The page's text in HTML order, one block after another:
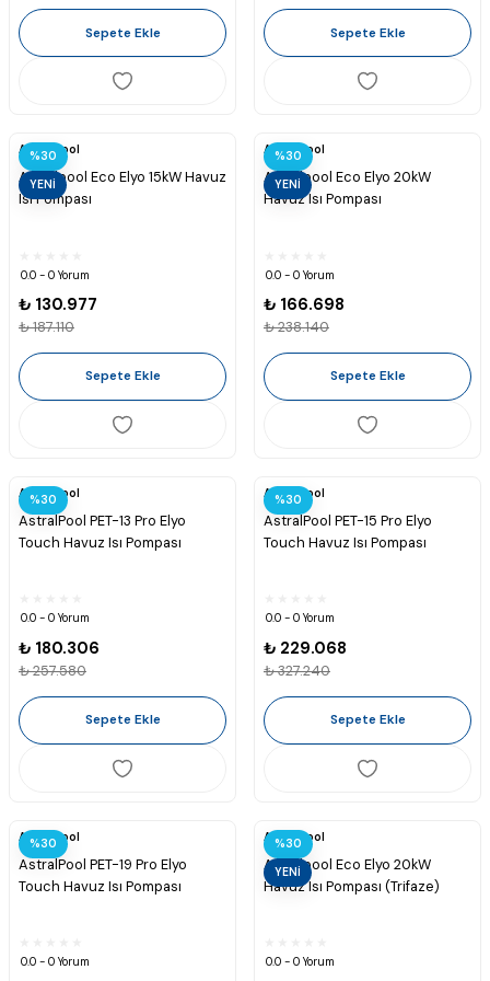
Sepete Ekle Sepete Ekle
%30
YENİ
Astralpool
Astralpool Eco Elyo 15kW Havuz
Isı Pompası
0.0 - 0 Yorum
₺ 130.977
₺ 187.110
Sepete Ekle
%30
YENİ
Astralpool
Astralpool Eco Elyo 20kW
Havuz Isı Pompası
0.0 - 0 Yorum
₺ 166.698
₺ 238.140
Sepete Ekle
%30
Astralpool
AstralPool PET-13 Pro Elyo
Touch Havuz Isı Pompası
0.0 - 0 Yorum
₺ 180.306
₺ 257.580
Sepete Ekle
%30
Astralpool
AstralPool PET-15 Pro Elyo
Touch Havuz Isı Pompası
0.0 - 0 Yorum
₺ 229.068
₺ 327.240
Sepete Ekle
%30
Astralpool
AstralPool PET-19 Pro Elyo
Touch Havuz Isı Pompası
0.0 - 0 Yorum
%30
YENİ
Astralpool
Astralpool Eco Elyo 20kW
Havuz Isı Pompası (Trifaze)
0.0 - 0 Yorum